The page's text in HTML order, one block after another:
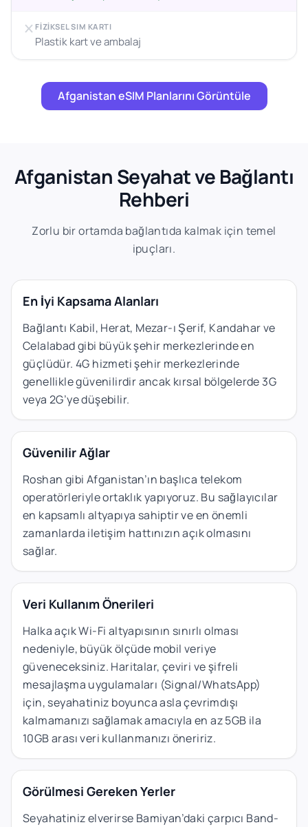
FIZIKSEL SIM KARTI
Plastik kart ve ambalaj
Afganistan eSIM Planlarını Görüntüle
Afganistan Seyahat ve Bağlantı
Rehberi
Zorlu bir ortamda bağlantıda kalmak için temel
ipuçları.
En İyi Kapsama Alanları
Bağlantı Kabil, Herat, Mezar-ı Şerif, Kandahar ve
Celalabad gibi büyük şehir merkezlerinde en
güçlüdür. 4G hizmeti şehir merkezlerinde
genellikle güvenilirdir ancak kırsal bölgelerde 3G
veya 2G’ye düşebilir.
Güvenilir Ağlar
Roshan gibi Afganistan’ın başlıca telekom
operatörleriyle ortaklık yapıyoruz. Bu sağlayıcılar
en kapsamlı altyapıya sahiptir ve en önemli
zamanlarda iletişim hattınızın açık olmasını
sağlar.
Veri Kullanım Önerileri
Halka açık Wi-Fi altyapısının sınırlı olması
nedeniyle, büyük ölçüde mobil veriye
güveneceksiniz. Haritalar, çeviri ve şifreli
mesajlaşma uygulamaları (Signal/WhatsApp)
için, seyahatiniz boyunca asla çevrimdışı
kalmamanızı sağlamak amacıyla en az 5GB ila
10GB arası veri kullanmanızı öneririz.
Görülmesi Gereken Yerler
Seyahatiniz elverirse Bamiyan’daki çarpıcı Band-